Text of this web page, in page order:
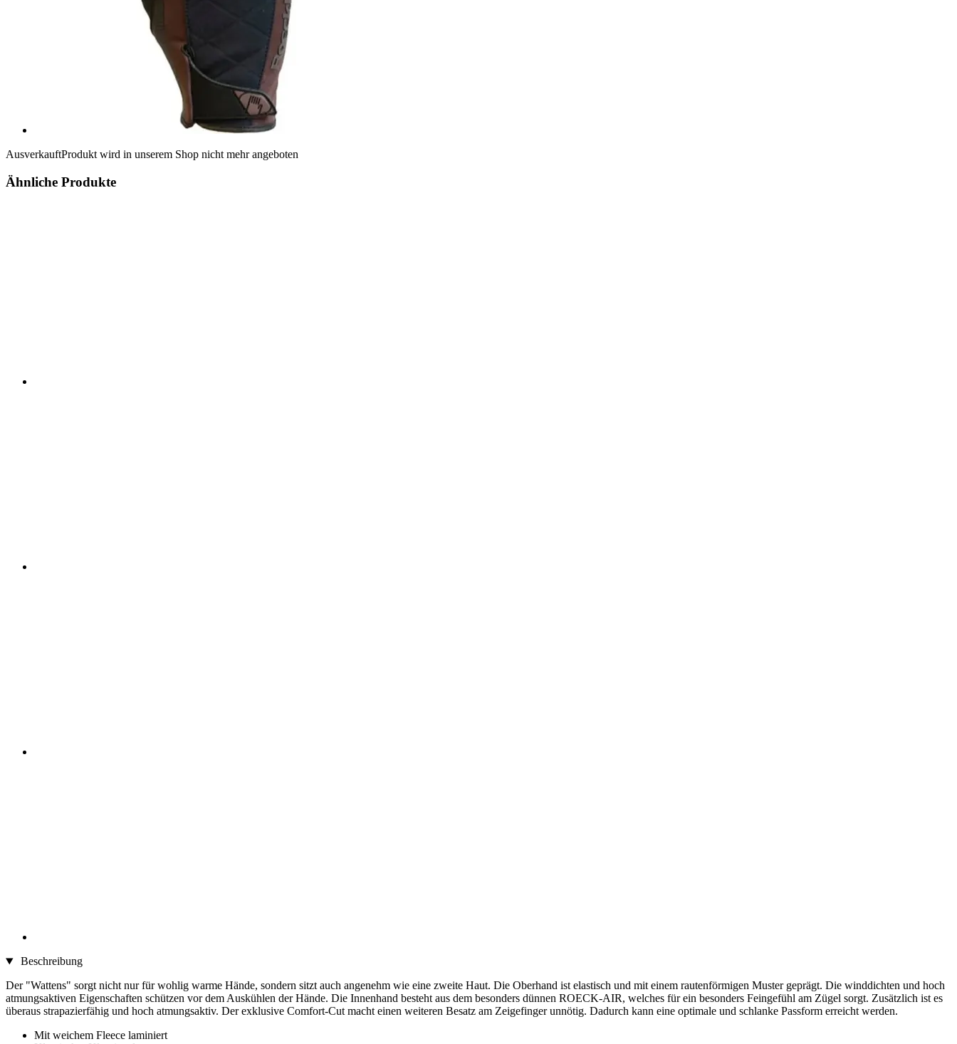
AusverkauftProdukt wird in unserem Shop nicht mehr angeboten
Ähnliche Produkte
Beschreibung
Der "Wattens" sorgt nicht nur für wohlig warme Hände, sondern sitzt auch angenehm wie eine zweite Haut. Die Oberhand ist elastisch und mit einem rautenförmigen Muster geprägt. Die winddichten und hoch
atmungsaktiven Eigenschaften schützen vor dem Auskühlen der Hände. Die Innenhand besteht aus dem besonders dünnen ROECK-AIR, welches für ein besonders Feingefühl am Zügel sorgt. Zusätzlich ist es
überaus strapazierfähig und hoch atmungsaktiv. Der exklusive Comfort-Cut macht einen weiteren Besatz am Zeigefinger unnötig. Dadurch kann eine optimale und schlanke Passform erreicht werden.
Mit weichem Fleece laminiert